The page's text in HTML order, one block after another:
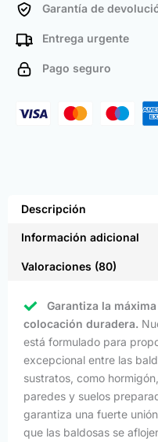
Garantía de
Entrega urgente
Pago seguro
Descripción
Información adicional
Valoraciones (80)
Garantiza la
colocación duradera.
está formulado para
excepcional entre las
sustratos, como
paredes y suelos
garantiza una fuerte
que las baldosas se